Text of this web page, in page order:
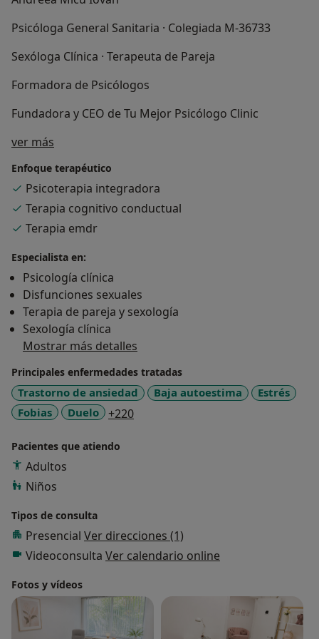
Psicóloga General Sanitaria · Colegiada M-36733
Sexóloga Clínica · Terapeuta de Pareja
Formadora de Psicólogos
Fundadora y CEO de Tu Mejor Psicólogo Clinic
ver más
Enfoque terapéutico
Psicoterapia integradora
Terapia cognitivo conductual
Terapia emdr
Especialista en:
Psicología clínica
Disfunciones sexuales
Terapia de pareja y sexología
Sexología clínica
Mostrar más detalles
Principales enfermedades tratadas
Trastorno de ansiedad Baja autoestima
Estrés
Fobias
Duelo +220a11y_sr_more_diseases
Pacientes que atiendo
Adultos
Niños
Tipos de consulta
Presencial Ver direcciones (1)
Videoconsulta Ver calendario online
Fotos y vídeos